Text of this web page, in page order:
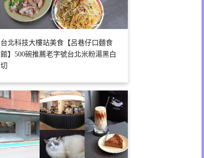
台北科技大樓站美食【呂巷仔口麵食
館】500碗推薦老字號台北米粉湯黑白
切